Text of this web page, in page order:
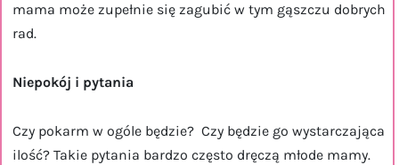
mama może zupełnie się zagubić w tym gąszczu dobrych
rad.
Niepokój i pytania
Czy pokarm w ogóle będzie? Czy będzie go wystarczająca
ilość? Takie pytania bardzo często dręczą młode mamy.